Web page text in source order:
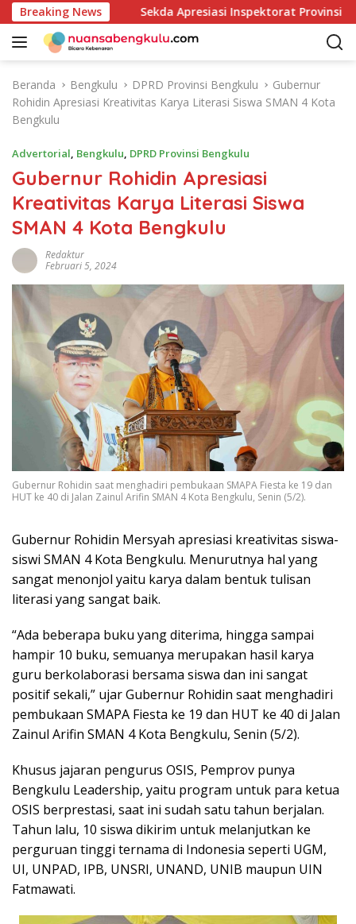
a
Breaking News
Indonesia Sekda Apresiasi Inspektorat Provinsi
Beranda Bengkulu DPRD Provinsi Bengkulu
Gubernur
Rohidin Apresiasi Kreativitas Karya Literasi Siswa SMAN 4 Kota
Bengkulu
Advertorial, Bengkulu, DPRD Provinsi Bengkulu
Gubernur Rohidin Apresiasi
Kreativitas Karya Literasi Siswa
SMAN 4 Kota Bengkulu
Redaktur
Februari 5, 2024
Gubernur Rohidin saat menghadiri pembukaan SMAPA Fiesta ke 19 dan
HUT ke 40 di Jalan Zainul Arifin SMAN 4 Kota Bengkulu, Senin (5/2).
Gubernur Rohidin Mersyah apresiasi kreativitas siswa-
siswi SMAN 4 Kota Bengkulu. Menurutnya hal yang
sangat menonjol yaitu karya dalam bentuk tulisan
literasi yang sangat baik.
“Ada beberapa buku yang diterima, hingga sampai
hampir 10 buku, semuanya merupakan hasil karya
guru berkolaborasi bersama siswa dan ini sangat
positif sekali,” ujar Gubernur Rohidin saat menghadiri
pembukaan SMAPA Fiesta ke 19 dan HUT ke 40 di Jalan
Zainul Arifin SMAN 4 Kota Bengkulu, Senin (5/2).
Khusus jajaran pengurus OSIS, Pemprov punya
Bengkulu Leadership, yaitu program untuk para ketua
OSIS berprestasi, saat ini sudah satu tahun berjalan.
Tahun lalu, 10 siswa dikirim untuk melanjutkan ke
perguruan tinggi ternama di Indonesia seperti UGM,
UI, UNPAD, IPB, UNSRI, UNAND, UNIB maupun UIN
Fatmawati.